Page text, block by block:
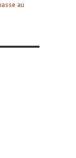
au